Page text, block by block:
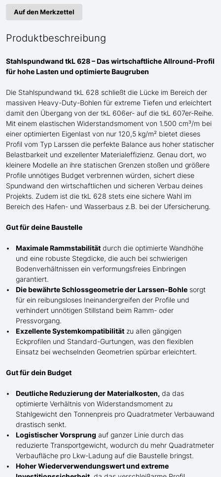
Auf den Merkzettel
Produktbeschreibung
Stahlspundwand tkL 628 – Das wirtschaftliche Allround-Profil
fürhoheLasten und optimierte Baugruben
Die Stahlspundwand tkL 628 schließt die Lücke im Bereich der
massiven Heavy-Duty-Bohlen für extreme Tiefen und erleichtert
damit den Übergang von der tkL 606er- auf die tkL 607er-Reihe.
Mit einem elastischen Widerstandsmoment von 1.500 cm³/m bei
einer optimierten Eigenlast von nur 120,5 kg/m² bietet dieses
Profil vom Typ Larssen die perfekte Balance aus hoher statischer
Belastbarkeit und exzellenter Materialeffizienz. Genau dort, wo
kleinere Modelle an ihre statischen Grenzen stoßen und größere
Profile unnötiges Budget verbrennen würden, sichert diese
Spundwand den wirtschaftlichen und sicheren Verbau deines
Projekts. Zudem ist die tkL 628 stets eine sichere Wahl im
Bereich des Hafen- und Wasserbaus z.B. bei der Ufersicherung.
Gut für deine Baustelle
Maximale Rammstabilität durch die optimierte Wandhöhe
und eine robuste Stegdicke, die auch bei schwierigen
Bodenverhältnissen ein verformungsfreies Einbringen
garantiert.
Die bewährte Schlossgeometrie der Larssen-Bohle sorgt
für ein reibungsloses Ineinandergreifen der Profile und
verhindert unnötigen Stillstand beim Ramm- oder
Pressvorgang.
Exzellente Systemkompatibilität zu allen gängigen
Eckprofilen und Standard-Gurtungen, was den flexiblen
Einsatz bei wechselnden Geometrien spürbar erleichtert.
Gut für dein Budget
Deutliche Reduzierung der Materialkosten, da das
optimierte Verhältnis von Widerstandsmoment zu
Stahlgewicht den Tonnenpreis pro Quadratmeter Verbauwand
drastisch senkt.
Logistischer Vorsprung auf ganzer Linie durch das
reduzierte Transportgewicht, wodurch du mehr Quadratmeter
Verbaufläche pro Lkw-Ladung auf die Baustelle bringst.
Hoher Wiederverwendungswert und extreme